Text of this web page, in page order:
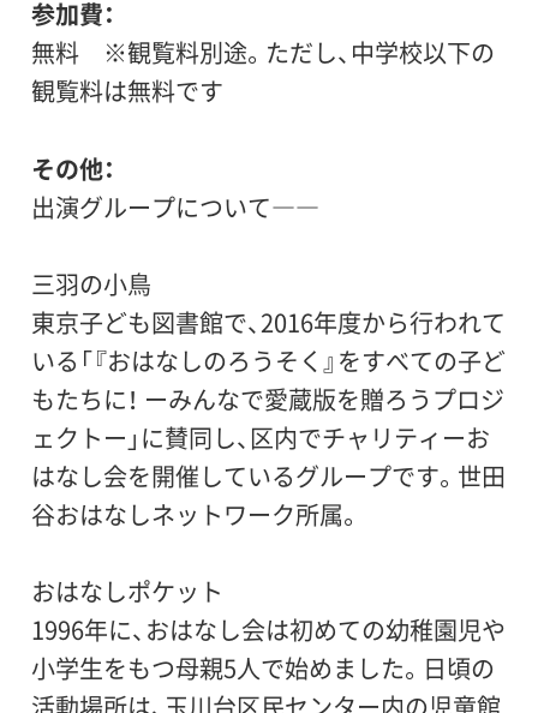
参加費
無料 ※観覧料別途。ただし、中学校以下の
観覧料は無料です
その他
出演グループについて――
三羽の小鳥
東京子ども図書館で、2016年度から行われて
いる「『おはなしのろうそく』をすべての子ど
もたちに！ ーみんなで愛蔵版を贈ろうプロジ
ェクトー」に賛同し、区内でチャリティーお
はなし会を開催しているグループです。世田
谷おはなしネットワーク所属。
おはなしポケット
1996年に、おはなし会は初めての幼稚園児や
小学生をもつ母親5人で始めました。日頃の
活動場所は、玉川台区民センター内の児童館